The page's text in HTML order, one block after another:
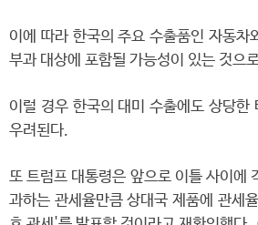
이에 따라 한국의 주요 수출품인 자동차
부과 대상에 포함될 가능성이 있는 것으
이럴 경우 한국의 대미 수출에도 상당한
우려된다.
또 트럼프 대통령은 앞으로 이틀 사이에
과하는 관세율만큼 상대국 제품에 관세